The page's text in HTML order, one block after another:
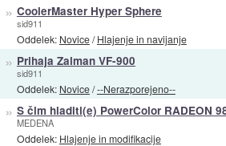
» CoolerMaster Hyper Sphere
sid911
Oddelek: Novice/Hlajenje in navijanje
» Prihaja Zalman VF-900
sid911
Oddelek: Novice/--Nerazporejeno--
» S čim hladiti(e) PowerColor RADEON
MEDENA
Oddelek: Hlajenje in modifikacije